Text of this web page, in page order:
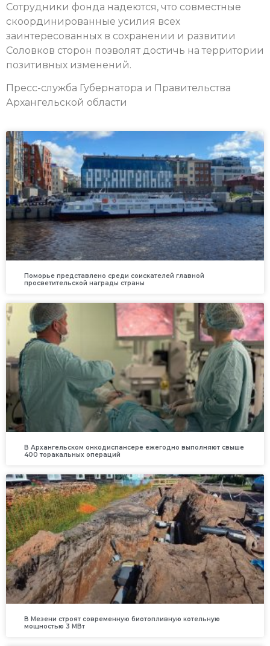
Сотрудники фонда надеются, что совместные
скоординированные усилия всех
заинтересованных в сохранении и развитии
Соловков сторон позволят достичь на территории
позитивных изменений.
Пресс-служба Губернатора и Правительства
Архангельской области
Поморье представлено среди соискателей главной
просветительской награды страны
В Архангельском онкодиспансере ежегодно выполняют свыше
400 торакальных операций
В Мезени строят современную биотопливную котельную
мощностью 3 МВт